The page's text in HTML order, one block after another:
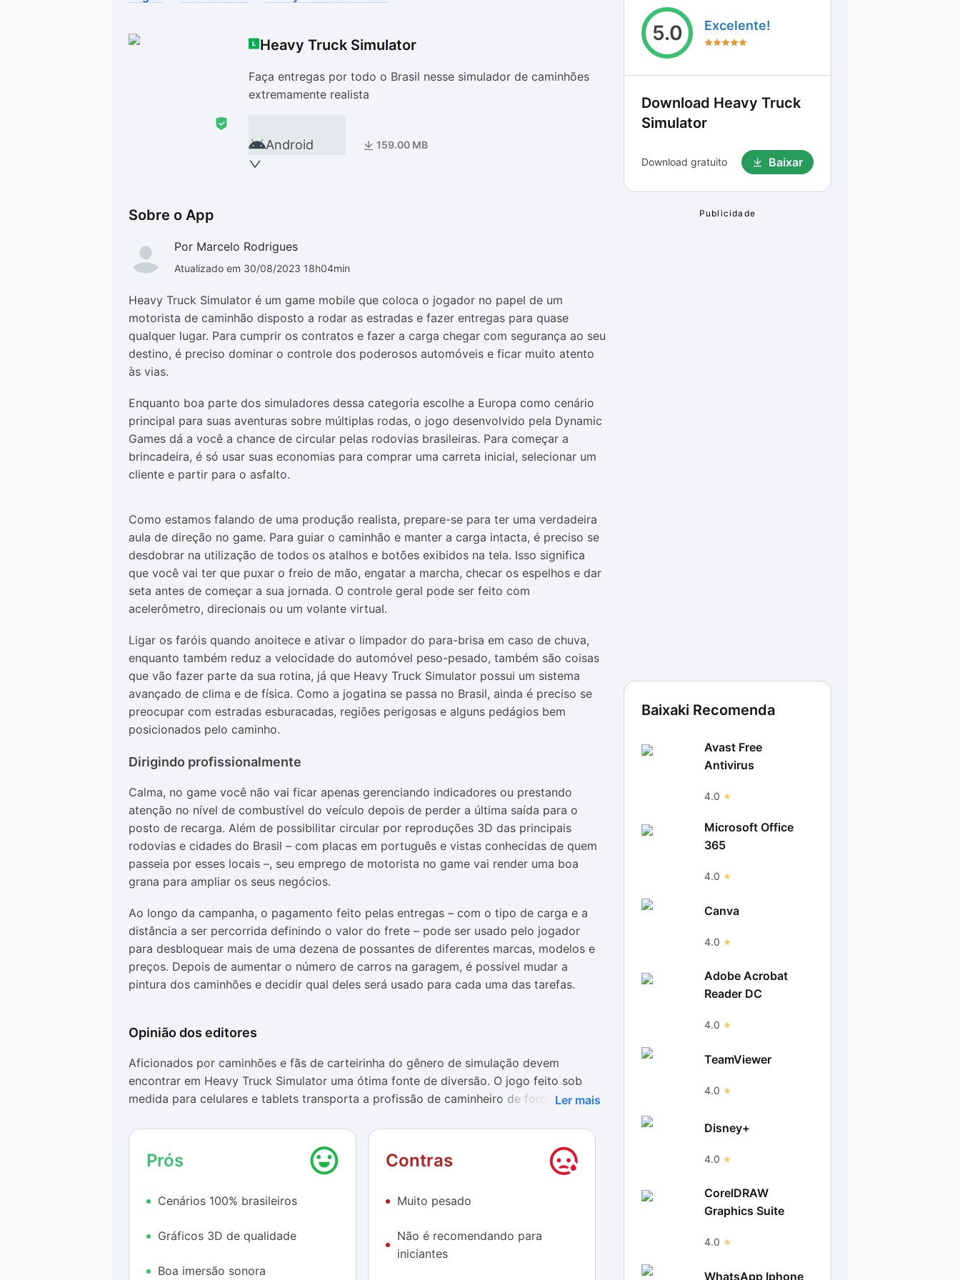
Heavy Truck Simulator
Faça entregas por todo o Brasil nesse simulador de caminhões
extremamente realista
Android 159.00 MB
Sobre o App
Por Marcelo Rodrigues
Atualizado em 30/08/2023 18h04min
Heavy Truck Simulator é um game mobile que coloca o jogador no papel de um
motorista de caminhão disposto a rodar as estradas e fazer entregas para quase
qualquer lugar. Para cumprir os contratos e fazer a carga chegar com segurança ao seu
destino, é preciso dominar o controle dos poderosos automóveis e ficar muito atento
às vias.
Enquanto boa parte dos simuladores dessa categoria escolhe a Europa como cenário
principal para suas aventuras sobre múltiplas rodas, o jogo desenvolvido pela Dynamic
Games dá a você a chance de circular pelas rodovias brasileiras. Para começar a
brincadeira, é só usar suas economias para comprar uma carreta inicial, selecionar um
cliente e partir para o asfalto.
Como estamos falando de uma produção realista, prepare-se para ter uma verdadeira
aula de direção no game. Para guiar o caminhão e manter a carga intacta, é preciso se
desdobrar na utilização de todos os atalhos e botões exibidos na tela. Isso significa
que você vai ter que puxar o freio de mão, engatar a marcha, checar os espelhos e dar
seta antes de começar a sua jornada. O controle geral pode ser feito com
acelerômetro, direcionais ou um volante virtual.
Ligar os faróis quando anoitece e ativar o limpador do para-brisa em caso de chuva,
enquanto também reduz a velocidade do automóvel peso-pesado, também são coisas
que vão fazer parte da sua rotina, já que Heavy Truck Simulator possui um sistema
avançado de clima e de física. Como a jogatina se passa no Brasil, ainda é preciso se
preocupar com estradas esburacadas, regiões perigosas e alguns pedágios bem
posicionados pelo caminho.
Dirigindo profissionalmente
Calma, no game você não vai ficar apenas gerenciando indicadores ou prestando
atenção no nível de combustível do veículo depois de perder a última saída para o
posto de recarga. Além de possibilitar circular por reproduções 3D das principais
rodovias e cidades do Brasil – com placas em português e vistas conhecidas de quem
passeia por esses locais –, seu emprego de motorista no game vai render uma boa
grana para ampliar os seus negócios.
Ao longo da campanha, o pagamento feito pelas entregas – com o tipo de carga e a
distância a ser percorrida definindo o valor do frete – pode ser usado pelo jogador
para desbloquear mais de uma dezena de possantes de diferentes marcas, modelos e
preços. Depois de aumentar o número de carros na garagem, é possível mudar a
pintura dos caminhões e decidir qual deles será usado para cada uma das tarefas.
Opinião dos editores
Aficionados por caminhões e fãs de carteirinha do gênero de simulação devem
encontrar em Heavy Truck Simulator uma ótima fonte de diversão. O jogo feito sob
medida para celulares e tablets transporta a profissão de caminheiro de forma quase
inteiramente nas estradas brasileiras.
Embora esse segmento já seja muito bem representando nas plataformas mobile, o
novo patamar. O painel interno dos veículos, o sistema de física, as mudanças de clima
concorrentes.
Além disso, os controles de Heavy Truck Simulator são um dos mais detalhados e
Ler mais
Prós
Cenários 100% brasileiros
Gráficos 3D de qualidade
Boa imersão sonora
Contras
Muito pesado
Não é recomendando para
iniciantes
5.0 Excelente!
Download Heavy Truck
Simulator
Download gratuito Baixar
Baixaki Recomenda
Avast Free
Antivirus
4.0
Microsoft Office
365
4.0
Canva
4.0
Adobe Acrobat
Reader DC
4.0
TeamViewer
4.0
Disney+
4.0
CorelDRAW
Graphics Suite
4.0
WhatsApp Iphone